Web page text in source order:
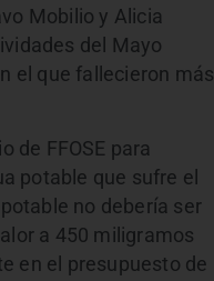
Mobilio y Alicia
del Mayo
el que fallecieron más
de FFOSE para
potable que sufre el
no debería ser
a 450 miligramos
en el presupuesto de